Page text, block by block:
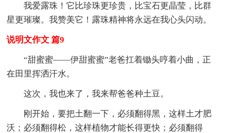
我爱露珠！它比珍珠更珍贵，比宝石更晶莹，比群
星更璀璨。我赞美它！露珠精神将永远在我心头闪动。
说明文作文 篇9
“甜蜜蜜——伊甜蜜蜜”老爸扛着锄头哼着小曲，正
在田里挥洒汗水。
这次，我也来了，我来帮爸爸种土豆。
刚开始，要把土翻一下，必须翻得黑，这样土才肥
沃；必须翻得松，这样植物才能长得更快；必须翻得